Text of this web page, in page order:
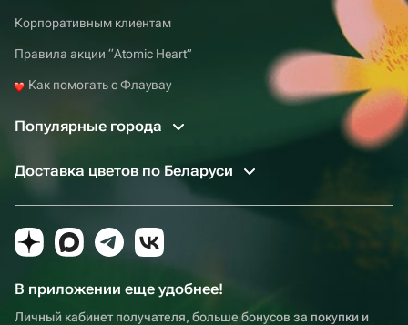
Корпоративным клиентам
Правила акции “Atomic Heart”
Как помогать с Флаувау
Популярные города
Доставка цветов по Беларуси
В приложении еще удобнее!
Личный кабинет получателя, больше бонусов за покупки и